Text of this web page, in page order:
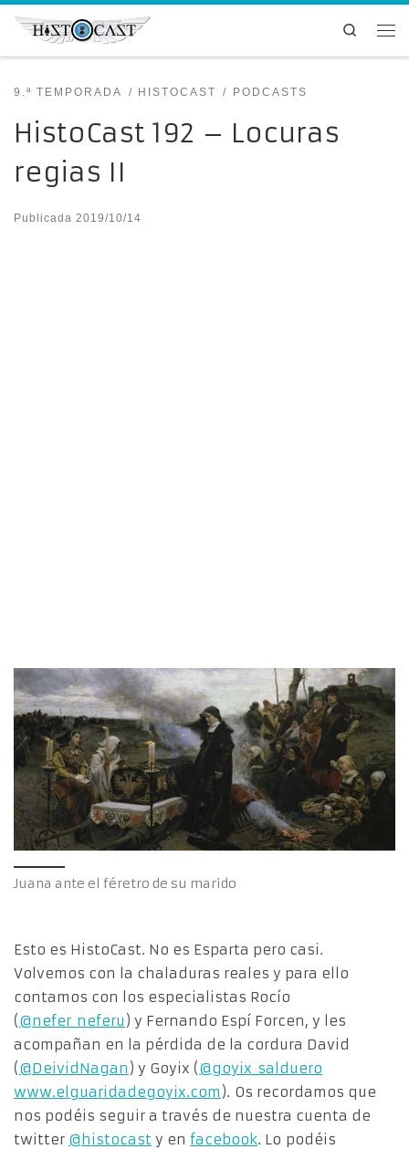
Saltar al contenido
Search
9.ª TEMPORADA HISTOCAST PODCASTS
HistoCast 192 – Locuras
regias II
Publicada 2019/10/14
Juana ante el féretro de su marido
Esto es HistoCast. No es Esparta pero casi.
Volvemos con la chaladuras reales y para ello
contamos con los especialistas Rocío
(@nefer_neferu ) y Fernando Espí Forcen, y les
acompañan en la pérdida de la cordura David
(@DeividNagan ) y Goyix (@goyix_salduero
www.elguaridadegoyix.com ). Os recordamos que
nos podéis seguir a través de nuestra cuenta de
twitter @histocast y en facebook. Lo podéis